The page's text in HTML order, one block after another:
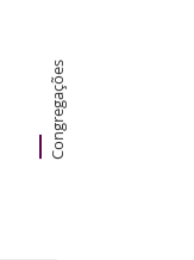
Congregações